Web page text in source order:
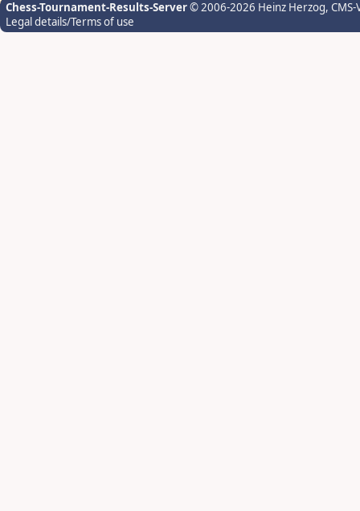
Chess-Tournament-Results-Server© 2006-2026 Heinz Herzog,
Legal details/Terms of use